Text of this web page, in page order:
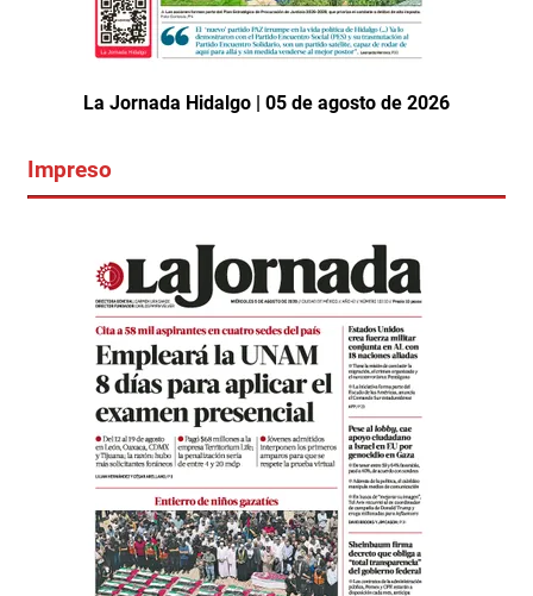
La Jornada Hidalgo | 05 de agosto de 2026
Impreso